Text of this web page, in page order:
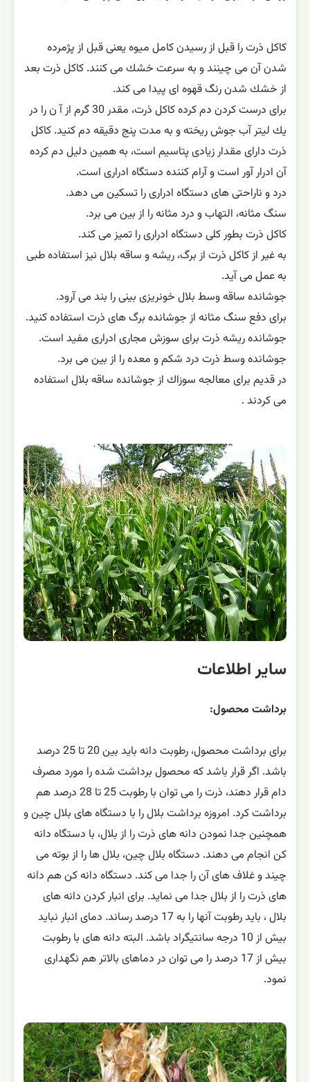
كاكل ذرت را قبل از رسیدن كامل میوه یعنی قبل از پژمرده
شدن آن می چینند و به سرعت خشك می كنند. كاكل ذرت بعد
از خشك شدن رنگ قهوه ای پیدا می كند.
برای درست كردن دم كرده كاكل ذرت، ‌مقدر 30 گرم از آ ن را در
یك لیتر آب جوش ریخته و به مدت پنج دقیقه دم کنید. كاكل
ذرت دارای مقدار زیادی پتاسیم است، به همین دلیل دم كرده
آن ادرار آور است و آرام كننده دستگاه ادراری است.
درد و ناراحتی های دستگاه ادراری را تسكین می دهد.
سنگ مثانه، ‌التهاب و درد مثانه را از بین می برد.
كاكل ذرت بطور كلی دستگاه ادراری را تمیز می كند.
به غیر از كاكل ذرت از برگ، ریشه و ساقه بلال نیز استفاده طبی
به عمل می آید.
جوشانده ساقه وسط بلال خونریزی بینی را بند می آرود.
برای دفع سنگ مثانه از جوشانده برگ های ذرت استفاده كنید.
جوشانده ریشه ذرت برای سوزش مجاری ادراری مفید است.
جوشانده وسط ذرت درد شكم و معده را از بین می برد.
در قدیم برای معالجه سوزاك از جوشانده ساقه بلال استفاده
می كردند .
سایر اطلاعات
برداشت محصول:
برای برداشت محصول، رطوبت دانه باید بین 20 تا 25 درصد
باشد. اگر قرار باشد که محصول برداشت شده را مورد مصرف
دام قرار دهند، ذرت را می توان با رطوبت 25 تا 28 درصد هم
برداشت کرد. امروزه برداشت بلال را با دستگاه های بلال چین و
همچنین جدا نمودن دانه های ذرت را از بلال، با دستگاه دانه
کن انجام می دهند. دستگاه بلال چین، بلال ها را از بوته می
چیند و غلاف های آن را جدا می کند. دستگاه دانه کن هم دانه
های ذرت را از بلال جدا می نماید. برای انبار کردن دانه های
بلال ، باید رطوبت آنها را به 17 درصد رساند. دمای انبار نباید
بیش از 10 درجه سانتیگراد باشد. البته دانه های با رطوبت
بیش از 17 درصد را می توان در دماهای بالاتر هم نگهداری
نمود.